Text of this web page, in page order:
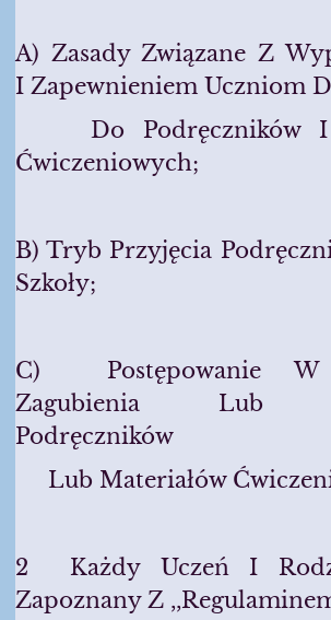
A) Zasady Związane Z
I Zapewnieniem Uczniom
Do Podręczników I
Ćwiczeniowych;
B) Tryb Przyjęcia
Szkoły;
C) Postępowanie W
Zagubienia Lub
Podręczników
Lub Materiałów
2 Każdy Uczeń I
Zapoznany Z